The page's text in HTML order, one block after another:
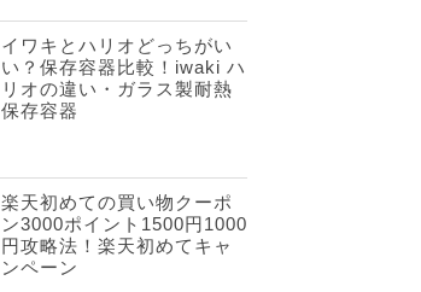
イワキとハリオどっちがい
い？保存容器比較！iwaki ハ
リオの違い・ガラス製耐熱
保存容器
楽天初めての買い物クーポ
ン3000ポイント1500円1000
円攻略法！楽天初めてキャ
ンペーン